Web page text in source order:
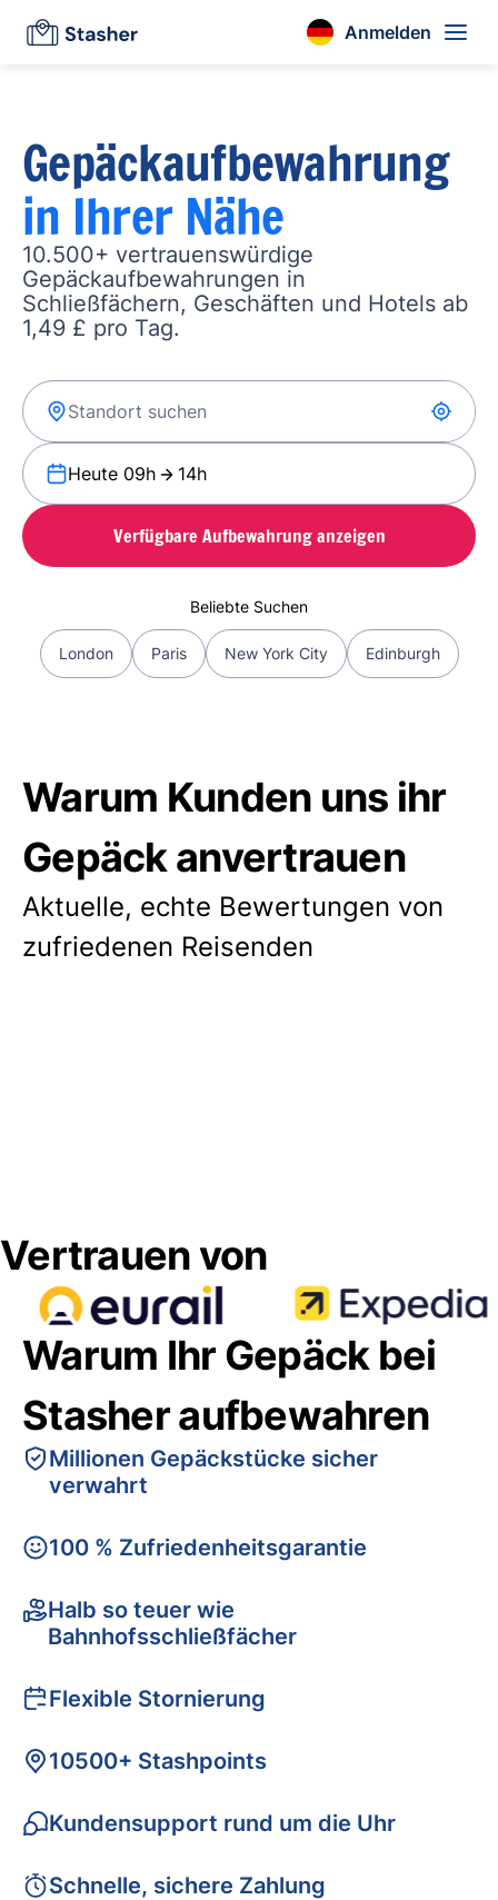
Anmelden
Gepäckaufbewahrung
in Ihrer Nähe
10.500+ vertrauenswürdige
Gepäckaufbewahrungen in
Schließfächern, Geschäften und Hotels ab
1,49 £ pro Tag.
Heute 09h 14h
Verfügbare Aufbewahrung anzeigen
Beliebte Suchen
London Paris New York City Edinburgh
Warum Kunden uns ihr
Gepäck anvertrauen
Aktuelle, echte Bewertungen von
zufriedenen Reisenden
Vertrauen von
Warum Ihr Gepäck bei
Stasher aufbewahren
Millionen Gepäckstücke sicher
verwahrt
100 % Zufriedenheitsgarantie
Halb so teuer wie
Bahnhofsschließfächer
Flexible Stornierung
10500+ Stashpoints
Kundensupport rund um die Uhr
Schnelle, sichere Zahlung